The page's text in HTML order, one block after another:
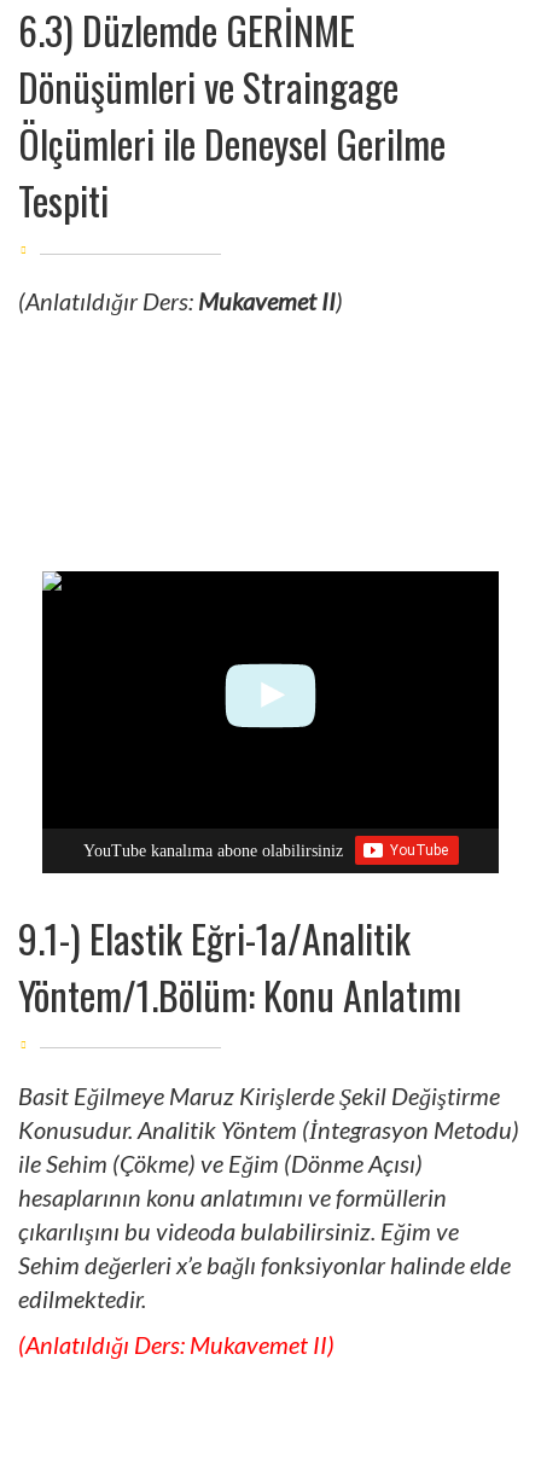
6.3) Düzlemde GERİNME
Dönüşümleri ve Straingage
Ölçümleri ile Deneysel Gerilme
Tespiti
(Anlatıldığır Ders: Mukavemet II)
YouTube kanalıma abone olabilirsiniz
9.1-) Elastik Eğri-1a/Analitik
Yöntem/1.Bölüm: Konu Anlatımı
Basit Eğilmeye Maruz Kirişlerde Şekil Değiştirme
Konusudur. Analitik Yöntem (İntegrasyon Metodu)
ile Sehim (Çökme) ve Eğim (Dönme Açısı)
hesaplarının konu anlatımını ve formüllerin
çıkarılışını bu videoda bulabilirsiniz. Eğim ve
Sehim değerleri x’e bağlı fonksiyonlar halinde elde
edilmektedir.
(Anlatıldığı Ders: Mukavemet II)